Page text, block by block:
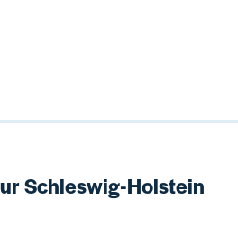
Schleswig-Holstein